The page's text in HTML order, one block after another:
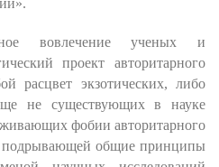
вовлечение ученых и
проект авторитарного
расцвет экзотических, либо
не существующих в науке
фобии авторитарного
подрывающей общие принципы